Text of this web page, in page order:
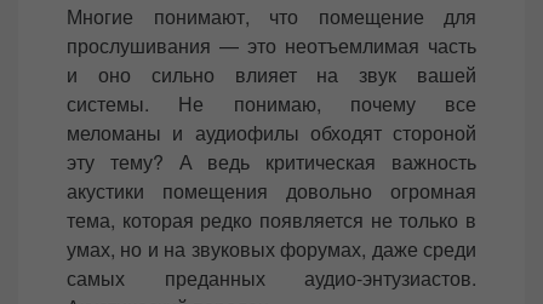
s
t
e
o
n
Многие понимают, что помещение для
прослушивания — это неотъемлимая часть
и оно сильно влияет на звук вашей
системы. Не понимаю, почему все
меломаны и аудиофилы обходят стороной
эту тему? А ведь критическая важность
акустики помещения довольно огромная
тема, которая редко появляется не только в
умах, но и на звуковых форумах, даже среди
самых преданных аудио-энтузиастов.